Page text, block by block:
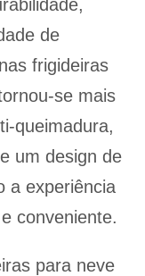
de
frigideiras
se mais
queimadura,
um design de
a experiência
conveniente.
para neve